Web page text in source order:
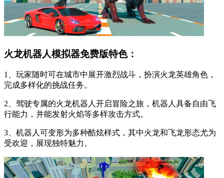
火龙机器人模拟器免费版特色：
1、玩家随时可在城市中展开激烈战斗，扮演火龙英雄角色，
完成多样化的挑战任务。
2、驾驶专属的火龙机器人开启冒险之旅，机器人具备自由飞
行能力，并能发射火焰等多样攻击方式。
3、机器人可变形为多种酷炫样式，其中火龙和飞龙形态尤为
受欢迎，展现独特魅力。